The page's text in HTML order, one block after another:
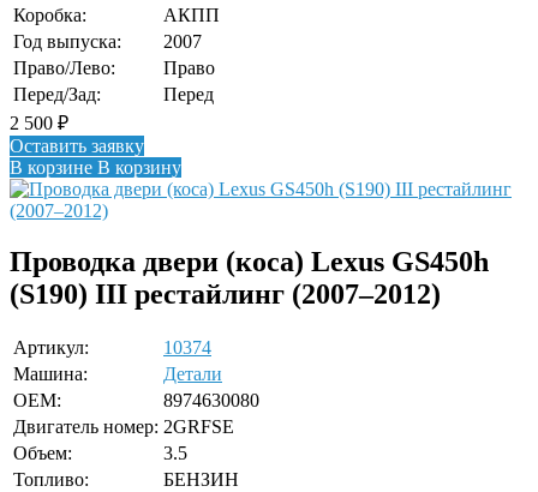
Коробка:
АКПП
Год выпуска:
2007
Право/Лево:
Право
Перед/Зад:
Перед
2 500 ₽
Оставить заявку
В корзине В корзину
Проводка двери (коса) Lexus GS450h
(S190) III рестайлинг (2007–2012)
Артикул:
10374
Машина:
Детали
OEM:
8974630080
Двигатель номер: 2GRFSE
Объем:
3.5
Топливо:
БЕНЗИН